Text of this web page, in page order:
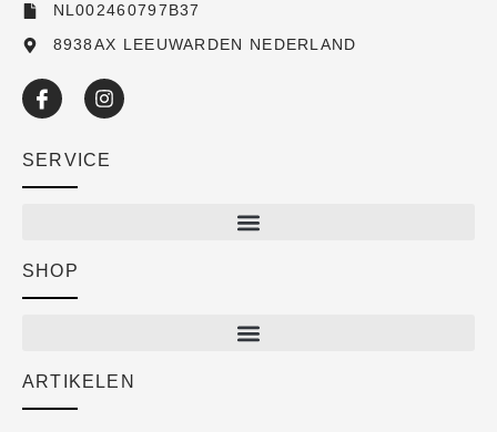
NL002460797B37
8938AX LEEUWARDEN NEDERLAND
SERVICE
SHOP
ARTIKELEN